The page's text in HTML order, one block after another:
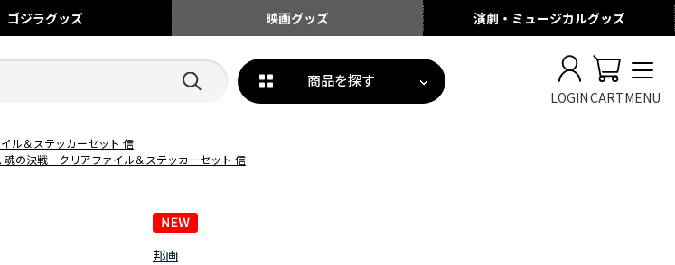
ゴジラグッズ 映画グッズ 演劇・ミュージカルグッズ
商品を探す
LOGINCARTMENU
ル＆ステッカーセット 信
魂の決戦 クリアファイル＆ステッカーセット 信
邦画